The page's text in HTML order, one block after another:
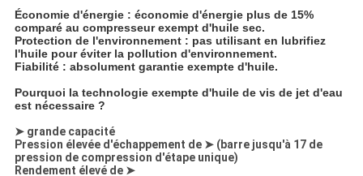
Économie d'énergie : économie d'énergie plus de 15%
comparé au compresseur exempt d'huile sec.
Protection de l'environnement : pas utilisant en lubrifiez
l'huile pour éviter la pollution d'environnement.
Fiabilité : absolument garantie exempte d'huile.
Pourquoi la technologie exempte d'huile de vis de jet d'eau
est nécessaire ?
➤grande capacité
Pression élevée d'échappement de ➤(barre jusqu'à 17 de
pression de compression d'étape unique)
Rendement élevé de ➤